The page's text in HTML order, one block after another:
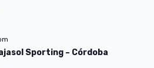
Sporting – Córdoba